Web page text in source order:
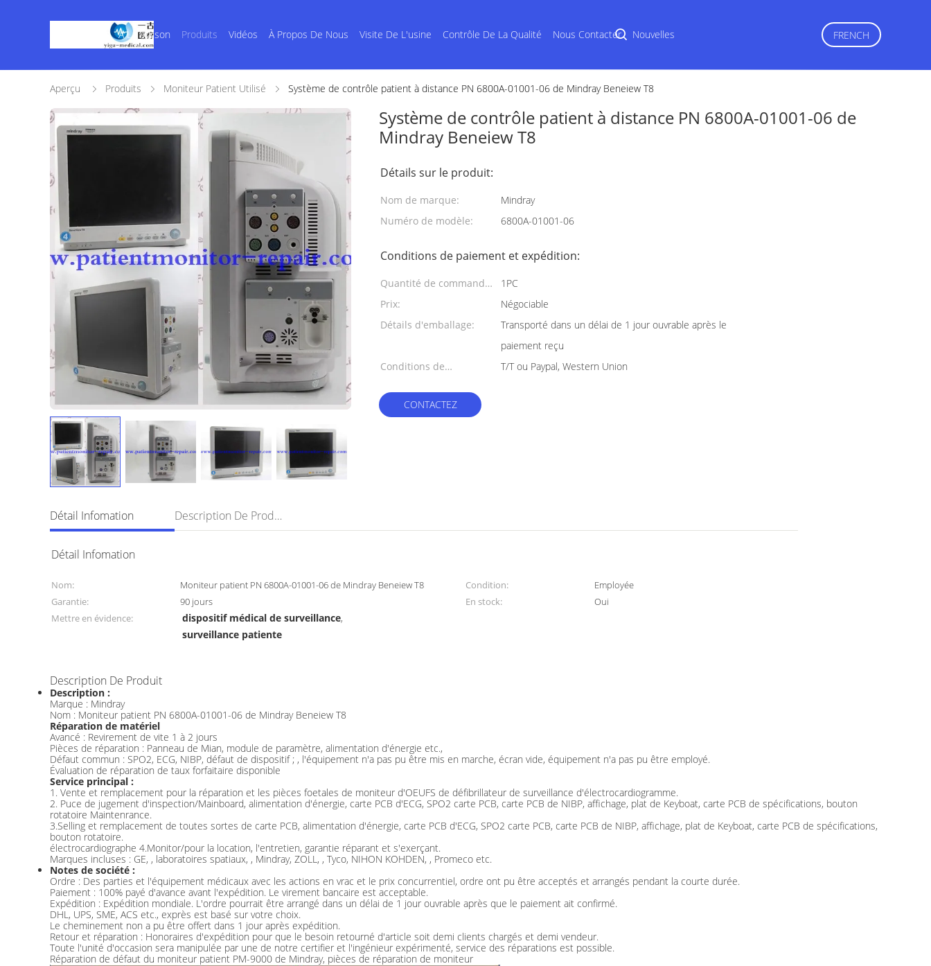
À La Maison Produits Vidéos À Propos De Nous Visite De L'usine Contrôle De La Qualité Nous Contacter Nouvelles FRENCH
Aperçu Produits Moniteur Patient Utilisé Système de contrôle patient à distance PN 6800A-01001-06 de Mindray Beneiew T8
Système de contrôle patient à distance PN 6800A-01001-06 de
Mindray Beneiew T8
Détails sur le produit:
Nom de marque:
Mindray
Numéro de modèle:
6800A-01001-06
Conditions de paiement et expédition:
Quantité de commande
min:
1PC
Prix:
Négociable
Détails d'emballage:
Transporté dans un délai de 1 jour ouvrable après le
paiement reçu
Conditions de
T/T ou Paypal, Western Union
CONTACTEZ
Détail Infomation Description De Produit
Détail Infomation
Nom: Moniteur patient PN 6800A-01001-06 de Mindray Beneiew T8 Condition:
Employée
Garantie:
90 jours En stock:
Oui
Mettre en évidence:
dispositif médical de surveillance,
surveillance patiente
Description De Produit
Description :
Marque : Mindray
Nom : Moniteur patient PN 6800A-01001-06 de Mindray Beneiew T8
Réparation de matériel
Avancé : Revirement de vite 1 à 2 jours
Pièces de réparation : Panneau de Mian, module de paramètre, alimentation d'énergie etc.,
Défaut commun : SPO2, ECG, NIBP, défaut de dispositif ; , l'équipement n'a pas pu être mis en marche, écran vide, équipement n'a pas pu être employé.
Évaluation de réparation de taux forfaitaire disponible
Service principal :
1. Vente et remplacement pour la réparation et les pièces foetales de moniteur d'OEUFS de défibrillateur de surveillance d'électrocardiogramme.
2. Puce de jugement d'inspection/Mainboard, alimentation d'énergie, carte PCB d'ECG, SPO2 carte PCB, carte PCB de NIBP, affichage, plat de Keyboat, carte PCB de spécifications, bouton
rotatoire Maintenrance.
3.Selling et remplacement de toutes sortes de carte PCB, alimentation d'énergie, carte PCB d'ECG, SPO2 carte PCB, carte PCB de NIBP, affichage, plat de Keyboat, carte PCB de spécifications,
bouton rotatoire.
électrocardiographe 4.Monitor/pour la location, l'entretien, garantie réparant et s'exerçant.
Marques incluses : GE, , laboratoires spatiaux, , Mindray, ZOLL, , Tyco, NIHON KOHDEN, , Promeco etc.
Notes de société :
Ordre : Des parties et l'équipement médicaux avec les actions en vrac et le prix concurrentiel, ordre ont pu être acceptés et arrangés pendant la courte durée.
Paiement : 100% payé d'avance avant l'expédition. Le virement bancaire est acceptable.
Expédition : Expédition mondiale. L'ordre pourrait être arrangé dans un délai de 1 jour ouvrable après que le paiement ait confirmé.
DHL, UPS, SME, ACS etc., exprès est basé sur votre choix.
Le cheminement non a pu être offert dans 1 jour après expédition.
Retour et réparation : Honoraires d'expédition pour que le besoin retourné d'article soit demi clients chargés et demi vendeur.
Toute l'unité d'occasion sera manipulée par une de notre certifier et l'ingénieur expérimenté, service des réparations est possible.
Réparation de défaut du moniteur patient PM-9000 de Mindray, pièces de réparation de moniteur